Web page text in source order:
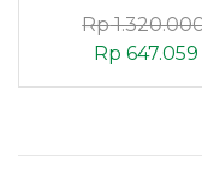
RL (WET &
Rp
Rp 647.059